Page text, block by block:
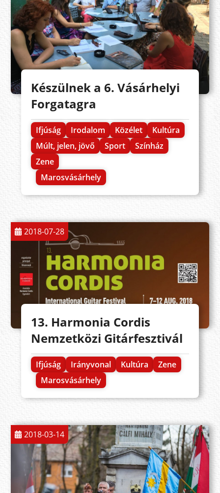
Készülnek a 6. Vásárhelyi
Forgatagra
Ifjúság Irodalom Közélet
Kultúra
Múlt, jelen, jövő
Sport
Színház
Zene
Marosvásárhely
2018-07-28
13. Harmonia Cordis
Nemzetközi Gitárfesztivál
Ifjúság Irányvonal Kultúra
Zene
Marosvásárhely
2018-03-14